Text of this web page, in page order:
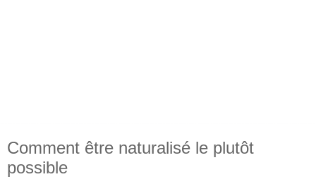
Comment être naturalisé le plutôt
possible